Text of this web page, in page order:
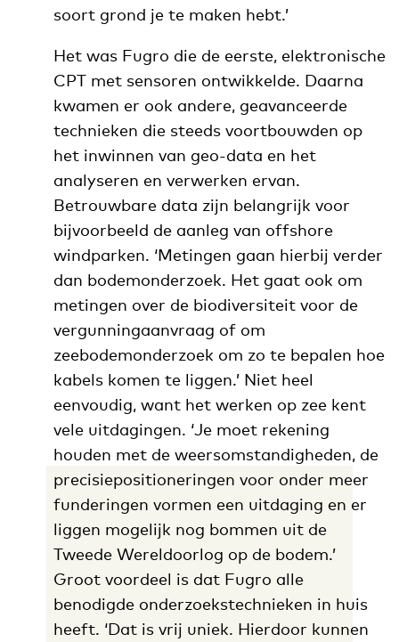
soort grond je te maken hebt.’
Het was Fugro die de eerste, elektronische
CPT met sensoren ontwikkelde. Daarna
kwamen er ook andere, geavanceerde
technieken die steeds voortbouwden op
het inwinnen van geo-data en het
analyseren en verwerken ervan.
Betrouwbare data zijn belangrijk voor
bijvoorbeeld de aanleg van offshore
windparken. ‘Metingen gaan hierbij verder
dan bodemonderzoek. Het gaat ook om
metingen over de biodiversiteit voor de
vergunningaanvraag of om
zeebodemonderzoek om zo te bepalen hoe
kabels komen te liggen.’ Niet heel
eenvoudig, want het werken op zee kent
vele uitdagingen. ‘Je moet rekening
houden met de weersomstandigheden, de
precisiepositioneringen voor onder meer
funderingen vormen een uitdaging en er
liggen mogelijk nog bommen uit de
Tweede Wereldoorlog op de bodem.’
Groot voordeel is dat Fugro alle
benodigde onderzoekstechnieken in huis
heeft. ‘Dat is vrij uniek. Hierdoor kunnen